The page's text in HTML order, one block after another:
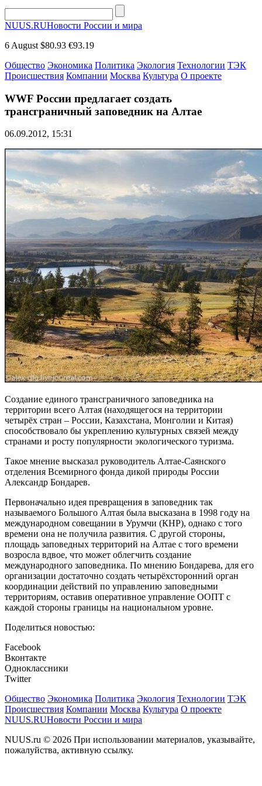
NUUS.RUНовости России и мира
6 August $80.93 €93.19
Общество Экономика Политика Экология Технологии ТЭК
Происшествия Компании Москва Культура О проекте
WWF России предлагает создать
трансграничный заповедник на Алтае
06.09.2012, 15:31
Создание единого трансграничного заповедника на
территории всего Алтая (находящегося на территории
четырёх стран – России, Казахстана, Монголии и Китая)
способствовало бы укреплению культурных связей между
странами и росту популярности экологического туризма.
Такое мнение высказал руководитель Алтае-Саянского
отделения Всемирного фонда дикой природы России
Александр Бондарев.
Первоначально идея превращения в заповедник так
называемого Большого Алтая была высказана в 1998 году на
международном совещании в Урумчи (КНР), однако с того
времени она не получила развития. С другой стороны,
площадь заповедных территорий на Алтае с того времени
возросла вдвое, что может облегчить создание
международного заповедника. По мнению Бондарева, для его
организации достаточно создать четырёхсторонний орган
координации действий по управлению заповедными
территориям, оставив оперативное управление ООПТ с
каждой стороны границы на национальном уровне.
Поделиться новостью:
Facebook
Вконтакте
Одноклассники
Twitter
Общество Экономика Политика Экология Технологии ТЭК
Происшествия Компании Москва Культура О проекте
NUUS.RUНовости России и мира
NUUS.ru © 2026 При использовании материалов, указывайте,
пожалуйства, активную ссылку.